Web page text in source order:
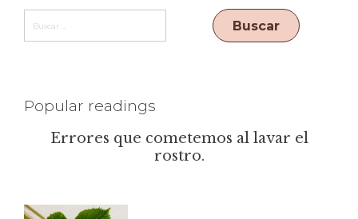
Popular readings
Errores que cometemos al lavar el
rostro.